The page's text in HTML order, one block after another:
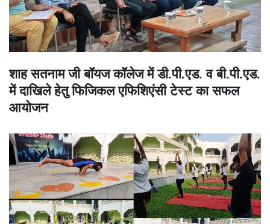
शाह सतनाम जी बॉयज कॉलेज में डी.पी.एड. व बी.पी.एड.
में दाखिले हेतु फिजिकल एफिशिएंसी टेस्ट का सफल
आयोजन